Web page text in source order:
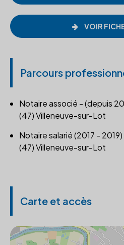
VOIR
Parcours
Notaire associé - (depuis
(47) Villeneuve-sur-Lot
Notaire salarié (2017 - 2019)
(47) Villeneuve-sur-Lot
Carte et accès